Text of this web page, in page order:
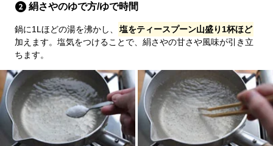
絹さやのゆで方/ゆで時間
鍋に1Lほどの湯を沸かし、
塩をティースプーン山盛り1杯ほど
加えます。塩気をつけることで、絹さやの甘さや風味が引き立
ちます。